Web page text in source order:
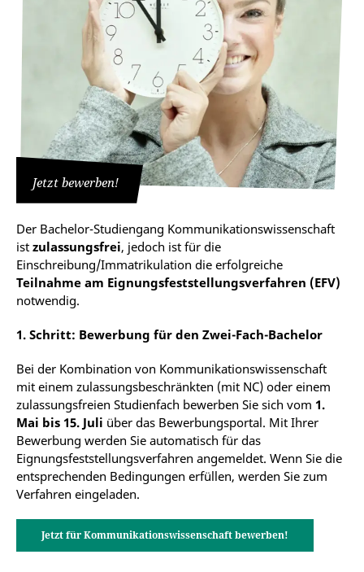
Jetzt bewerben!
Der Bachelor-Studiengang Kommunikationswissenschaft
ist zulassungsfrei, jedoch ist für die
Einschreibung/Immatrikulation die erfolgreiche
Teilnahme am Eignungsfeststellungsverfahren (EFV)
notwendig.
1. Schritt: Bewerbung für den Zwei-Fach-Bachelor
Bei der Kombination von Kommunikationswissenschaft
mit einem zulassungsbeschränkten (mit NC) oder einem
zulassungsfreien Studienfach bewerben Sie sich vom 1.
Mai bis 15. Juli über das Bewerbungsportal. Mit Ihrer
Bewerbung werden Sie automatisch für das
Eignungsfeststellungsverfahren angemeldet. Wenn Sie die
entsprechenden Bedingungen erfüllen, werden Sie zum
Verfahren eingeladen.
Jetzt für Kommunikationswissenschaft bewerben!